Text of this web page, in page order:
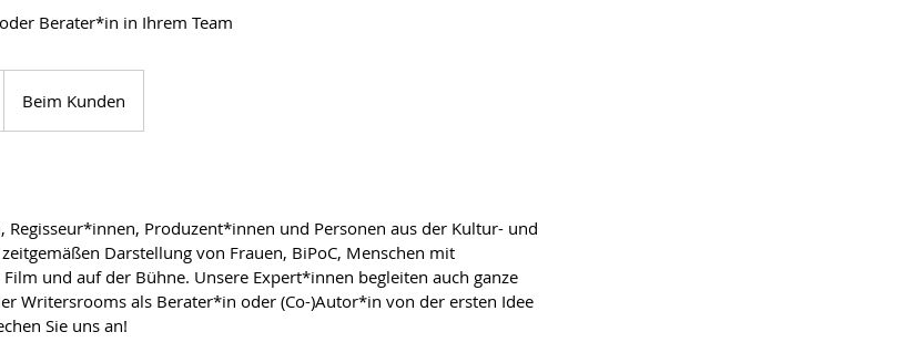
Berater*in in Ihrem Team
Beim Kunden
Regisseur*innen, Produzent*innen und Personen aus der Kultur- und
Darstellung von Frauen, BiPoC, Menschen mit
und auf der Bühne. Unsere Expert*innen begleiten auch ganze
Writersrooms als Berater*in oder (Co-)Autor*in von der ersten Idee
Sie uns an!